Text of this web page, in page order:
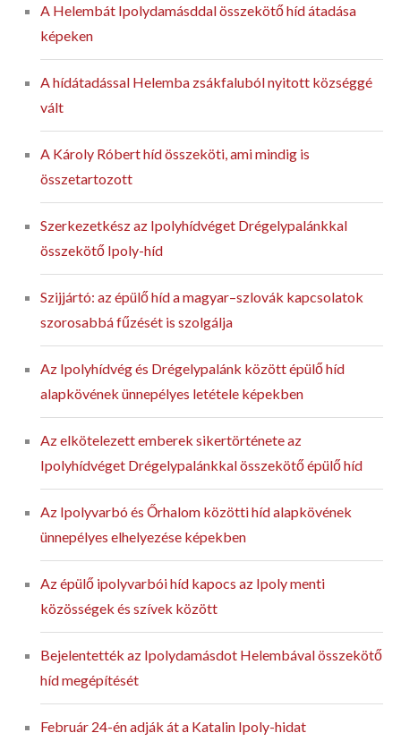
A Helembát Ipolydamásddal összekötő híd átadása
képeken
A hídátadással Helemba zsákfaluból nyitott községgé
vált
A Károly Róbert híd összeköti, ami mindig is
összetartozott
Szerkezetkész az Ipolyhídvéget Drégelypalánkkal
összekötő Ipoly-híd
Szijjártó: az épülő híd a magyar–szlovák kapcsolatok
szorosabbá fűzését is szolgálja
Az Ipolyhídvég és Drégelypalánk között épülő híd
alapkövének ünnepélyes letétele képekben
Az elkötelezett emberek sikertörténete az
Ipolyhídvéget Drégelypalánkkal összekötő épülő híd
Az Ipolyvarbó és Őrhalom közötti híd alapkövének
ünnepélyes elhelyezése képekben
Az épülő ipolyvarbói híd kapocs az Ipoly menti
közösségek és szívek között
Bejelentették az Ipolydamásdot Helembával összekötő
híd megépítését
Február 24-én adják át a Katalin Ipoly-hidat